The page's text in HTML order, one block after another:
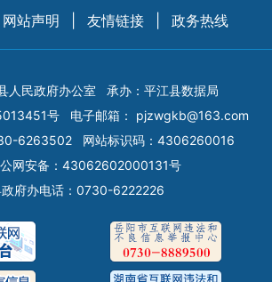
网站声明 友情链接 政务热线
人民政府办公室
承办：平江县数据局
号 电子邮箱： pjzwgkb@163.com
6263502
网站标识码：4306260016
网安备：43062602000131号
府办电话：0730-6222226